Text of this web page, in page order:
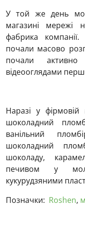
У той же день
магазині мережі
фабрика
почали масово
почали активно
відеооглядами
Наразі у фірмовій
шоколадний
ванільний
шоколадний
шоколаду,
печивом у
кукурудзяними
Позначки: Roshen,